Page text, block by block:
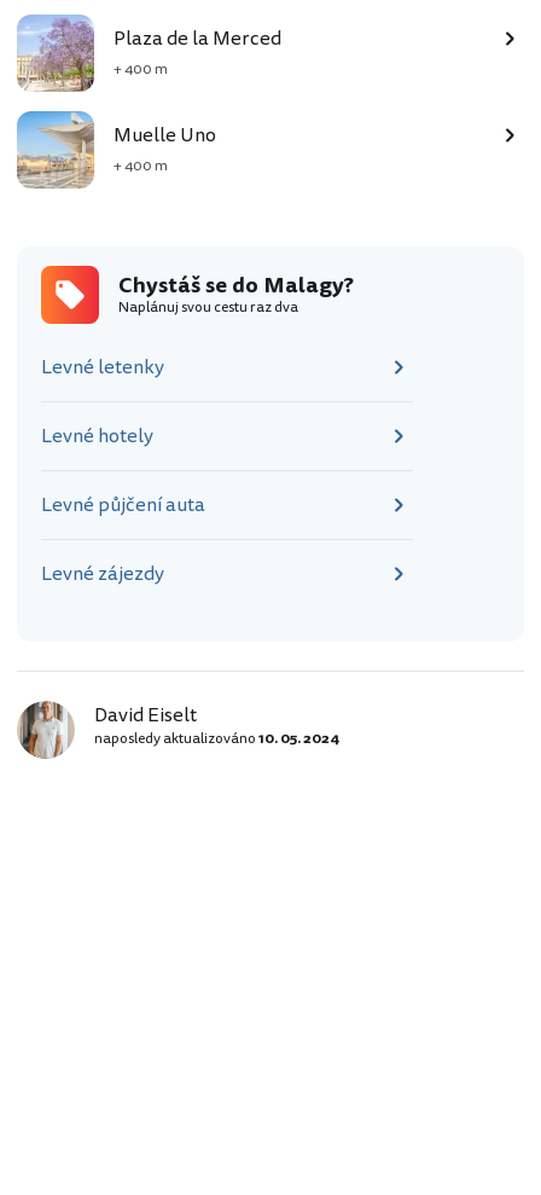
Plaza de la Merced
+ 400 m
Muelle Uno
+ 400 m
Chystáš se do Malagy?
Naplánuj svou cestu raz dva
Levné letenky
Levné hotely
Levné půjčení auta
Levné zájezdy
David Eiselt
naposledy aktualizováno10. 05. 2024